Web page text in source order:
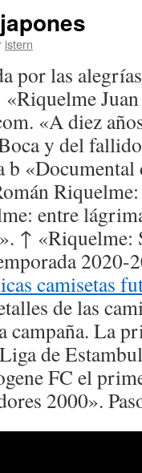
istern
por las
«A diez
y del
«Documental
entre
↑
2020-
camisetas
de las
campaña. La
de
FC el
2000».